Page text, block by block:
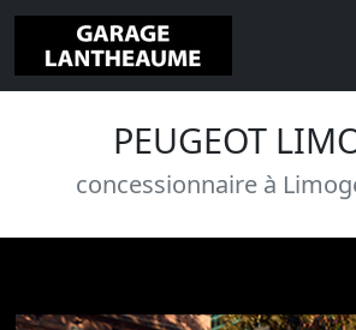
PEUGEOT
concessionnaire à